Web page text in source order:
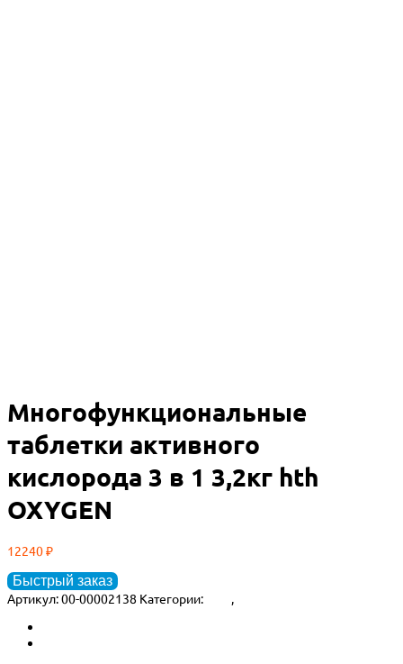
Многофункциональные
таблетки активного
кислорода 3 в 1 3,2кг hth
OXYGEN
12240₽
Быстрый заказ
Артикул:00-00002138 Категории: